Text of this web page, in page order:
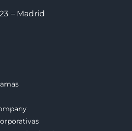
– Madrid